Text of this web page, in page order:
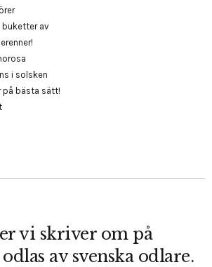
buketter av
i solsken
på bästa sätt!
vi skriver om på
av svenska odlare.